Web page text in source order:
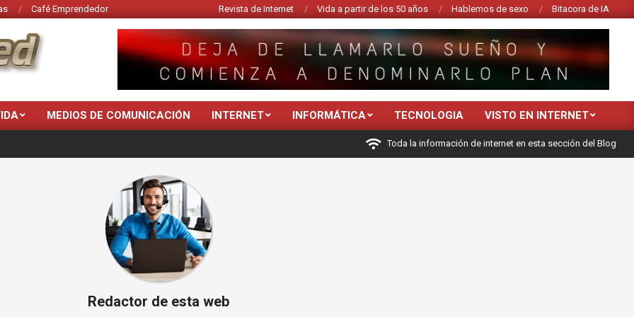
Café Emprendedor Revista de Internet Vida a partir de los 50 años Hablemos de sexo Bitacora de IA
MEDIOS DE COMUNICACIÓN INTERNET INFORMÁTICA TECNOLOGIA VISTO EN INTERNET
Toda la información de internet en esta sección del Blog
Redactor de esta web